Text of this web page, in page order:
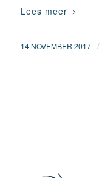
Lees meer
14 NOVEMBER 2017 /